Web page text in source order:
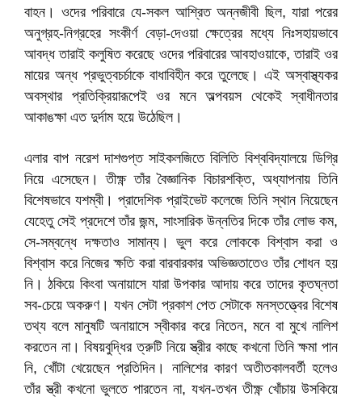
বাহন। ওদের পরিবারে যে-সকল আশ্রিত অন্নজীবী ছিল, যারা পরের
অনুগ্রহ-নিগ্রহের সংকীর্ণ বেড়া-দেওয়া ক্ষেত্রের মধ্যে নিঃসহায়ভাবে
আবদ্ধ তারাই কলুষিত করেছে ওদের পরিবারের আবহাওয়াকে, তারাই ওর
মায়ের অন্ধ প্রভুত্বচর্চাকে বাধাবিহীন করে তুলেছে। এই অস্বাস্থ্যকর
অবস্থার প্রতিক্রিয়ারূপেই ওর মনে অল্পবয়স থেকেই স্বাধীনতার
আকাঙক্ষা এত দুর্দাম হয়ে উঠেছিল।
এলার বাপ নরেশ দাশগুপ্ত সাইকলজিতে বিলিতি বিশ্ববিদ্যালয়ে ডিগ্রি
নিয়ে এসেছেন। তীক্ষ্ণ তাঁর বৈজ্ঞানিক বিচারশক্তি, অধ্যাপনায় তিনি
বিশেষভাবে যশম্বী। প্রাদেশিক প্রাইভেট কলেজে তিনি স্থান নিয়েছেন
যেহেতু সেই প্রদেশে তাঁর জন্ম, সাংসারিক উন্নতির দিকে তাঁর লোভ কম,
সে-সম্বন্ধে দক্ষতাও সামান্য। ভুল করে লোককে বিশ্বাস করা ও
বিশ্বাস করে নিজের ক্ষতি করা বারবারকার অভিজ্ঞতাতেও তাঁর শোধন হয়
নি। ঠকিয়ে কিংবা অনায়াসে যারা উপকার আদায় করে তাদের কৃতঘ্নতা
সব-চেয়ে অকরুণ। যখন সেটা প্রকাশ পেত সেটাকে মনস্তত্ত্বের বিশেষ
তথ্য বলে মানুষটি অনায়াসে স্বীকার করে নিতেন, মনে বা মুখে নালিশ
করতেন না। বিষয়বুদ্ধির ত্রুটি নিয়ে স্ত্রীর কাছে কখনো তিনি ক্ষমা পান
নি, খোঁটা খেয়েছেন প্রতিদিন। নালিশের কারণ অতীতকালবর্তী হলেও
তাঁর স্ত্রী কখনো ভুলতে পারতেন না, যখন-তখন তীক্ষ্ণ খোঁচায় উসকিয়ে